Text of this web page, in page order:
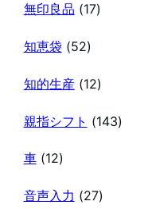
無印良品 (17)
知恵袋 (52)
知的生産(12)
親指シフト (143)
車(12)
音声入力 (27)